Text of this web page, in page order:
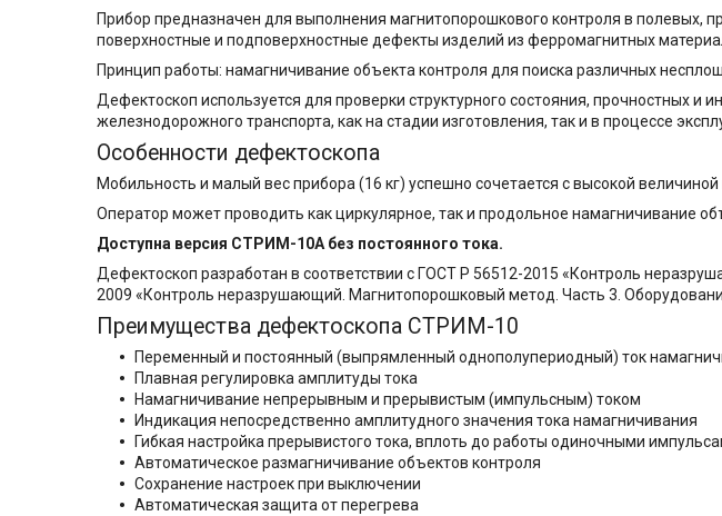
Прибор предназначен для выполнения магнитопорошкового контроля в
поверхностные и подповерхностные дефекты изделий из ферромагнитных
Принцип работы: намагничивание объекта контроля для поиска различных
Дефектоскоп используется для проверки структурного состояния, прочностных и
железнодорожного транспорта, как на стадии изготовления, так и в процессе
Особенности дефектоскопа
Мобильность и малый вес прибора (16 кг) успешно сочетается с высокой
Оператор может проводить как циркулярное, так и продольное намагничивание
Доступна версия СТРИМ-10A без постоянного тока.
Дефектоскоп разработан в соответствии с ГОСТ Р 56512-2015 «Контроль
2009 «Контроль неразрушающий. Магнитопорошковый метод. Часть 3.
Преимущества дефектоскопа СТРИМ-10
Переменный и постоянный (выпрямленный однополупериодный) ток
Плавная регулировка амплитуды тока
Намагничивание непрерывным и прерывистым (импульсным) током
Индикация непосредственно амплитудного значения тока намагничивания
Гибкая настройка прерывистого тока, вплоть до работы одиночными
Автоматическое размагничивание объектов контроля
Сохранение настроек при выключении
Автоматическая защита от перегрева